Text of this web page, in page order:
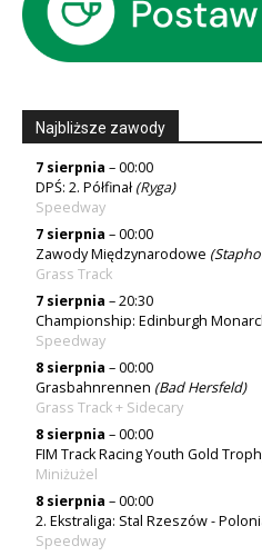
Najbliższe zawody
7 sierpnia – 00:00
DPŚ: 2. Półfinał(Ryga)
Speedway
7 sierpnia – 00:00
Zawody Międzynarodowe
Grass Track
7 sierpnia – 20:30
Championship: Edinburgh
Speedway
8 sierpnia – 00:00
Grasbahnrennen (Bad Hersfeld)
Grass Track + Sidecary
8 sierpnia – 00:00
FIM Track Racing Youth Gold
Miniżużel
8 sierpnia – 00:00
2. Ekstraliga: Stal Rzeszów -
Speedway